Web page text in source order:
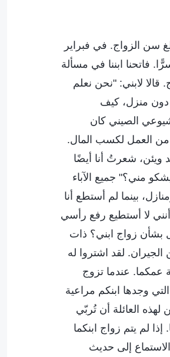
سن الزواج. في فبراير
فاتحنا ابننا في مسألة
قالا لابني: "نحن نعلم
دون منزل، كيف
الصيني كان
من العمل لكسب المال.
ويئن، شعرتُ أنا أيضًا
مني؟" جميع الآباء
بينما لم أستطع أنا
لا أستطيع رفع رأسي
بشأن زواج ابني؟ ذات
لقد اشتروا له
عمكما. عندما تزوج
وجدها ابنكم مراعية
العائلة أن تُربّي
لم يتم زواج ابنكما
إلى حديث